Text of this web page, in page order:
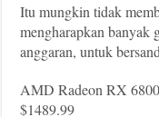
Itu mungkin tidak
mengharapkan banyak
anggaran, untuk
AMD Radeon RX
$1489.99